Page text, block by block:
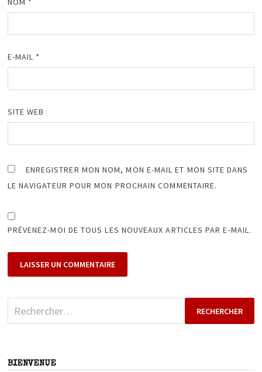
E-MAIL *
SITE WEB
ENREGISTRER MON NOM, MON E-MAIL ET MON SITE DANS
LE NAVIGATEUR POUR MON PROCHAIN COMMENTAIRE.
PRÉVENEZ-MOI DE TOUS LES NOUVEAUX ARTICLES PAR E-MAIL.
Rechercher :
BIENVENUE